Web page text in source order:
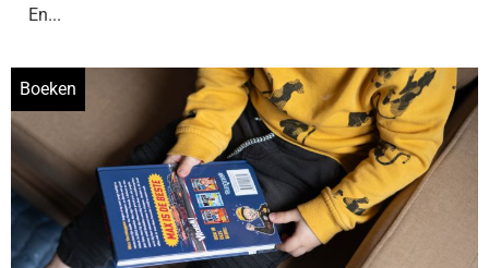
En...
Boeken